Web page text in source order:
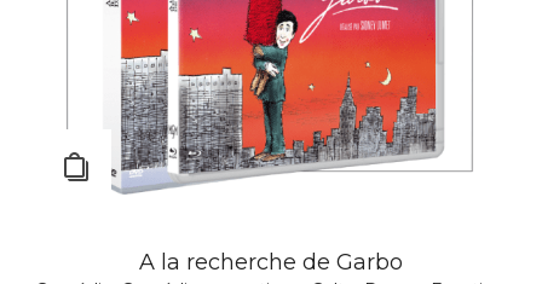
A la recherche de Garbo
Straight up